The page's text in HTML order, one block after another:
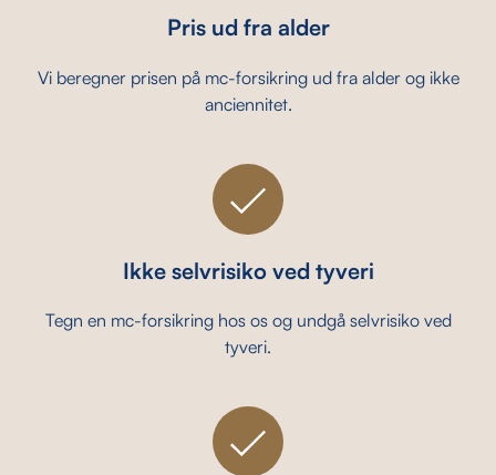
Pris ud fra alder
Vi beregner prisen på mc-forsikring ud fra alder og ikke
anciennitet.
Ikke selvrisiko ved tyveri
Tegn en mc-forsikring hos os og undgå selvrisiko ved
tyveri.